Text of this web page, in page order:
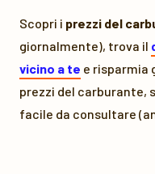
Scopri i prezzi del
giornalmente), trova il
vicino a te e risparmia
prezzi del carburante,
facile da consultare